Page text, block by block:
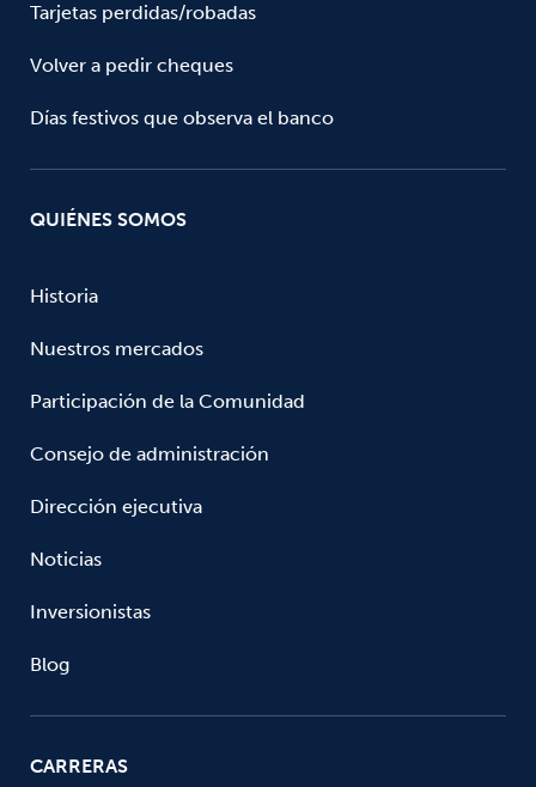
Tarjetas perdidas/robadas
Volver a pedir cheques
Días festivos que observa el banco
QUIÉNES SOMOS
Historia
Nuestros mercados
Participación de la Comunidad
Consejo de administración
Dirección ejecutiva
Noticias
Inversionistas
Blog
CARRERAS